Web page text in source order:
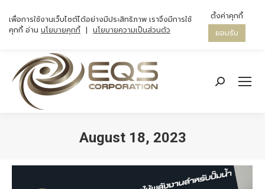
Search:
August 18, 2023
เพื่อการใช้งานเว็บไซต์ได้อย่างมีประสิทธิภาพ เราจึงมีการใช้
คุกกี้ อ่าน นโยบายคุกกี้ | นโยบายความเป็นส่วนตัว
ตั้งค่าคุกกี้
ยอมรับ